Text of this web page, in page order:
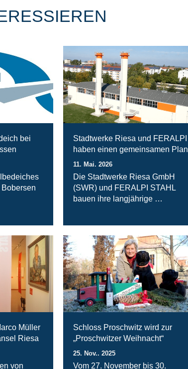
bei
Stadtwerke Riesa und FERALPI
haben einen gemeinsamen Plan
11. Mai. 2026
Die Stadtwerke Riesa GmbH
(SWR) und FERALPI STAHL
bauen ihre langjährige …
Müller
Riesa
von
Schloss Proschwitz wird zur
„Proschwitzer Weihnacht“
25. Nov.. 2025
Vom 27. November bis 30.